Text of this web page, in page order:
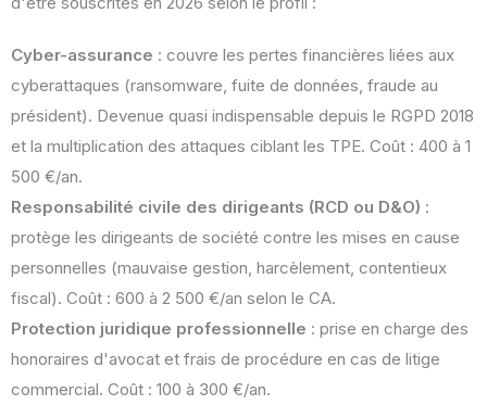
Cyber-assurance : couvre les pertes financières liées aux
cyberattaques (ransomware, fuite de données, fraude au
président). Devenue quasi indispensable depuis le RGPD 2018
et la multiplication des attaques ciblant les TPE. Coût : 400 à 1
500 €/an.
Responsabilité civile des dirigeants (RCD ou D&O) :
protège les dirigeants de société contre les mises en cause
personnelles (mauvaise gestion, harcèlement, contentieux
fiscal). Coût : 600 à 2 500 €/an selon le CA.
Protection juridique professionnelle : prise en charge des
honoraires d'avocat et frais de procédure en cas de litige
commercial. Coût : 100 à 300 €/an.